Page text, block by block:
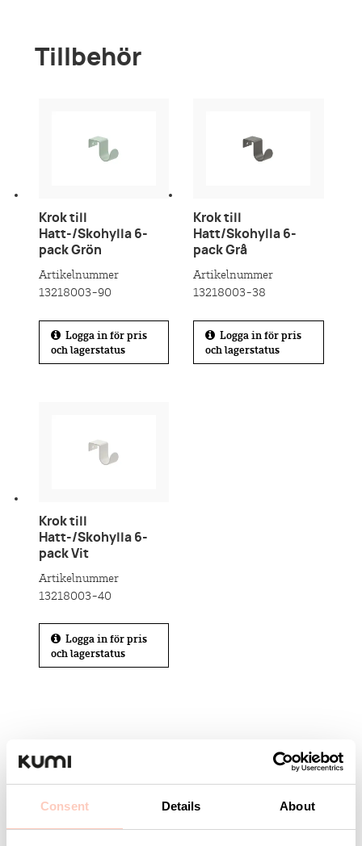
Consent Details About
Tillbehör
Krok till
Hatt-/Skohylla 6-
pack Grön
Artikelnummer
13218003-90
Logga in för pris
och lagerstatus
Krok till
Hatt/Skohylla 6-
pack Grå
Artikelnummer
13218003-38
Logga in för pris
och lagerstatus
Krok till
Hatt-/Skohylla 6-
pack Vit
Artikelnummer
13218003-40
Logga in för pris
och lagerstatus
Kontakta KUMI